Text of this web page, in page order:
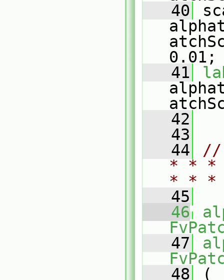
   40
0.01;
   41
   42
   43
   44
//
* * *
* *
   45
   46
   47
   48
(